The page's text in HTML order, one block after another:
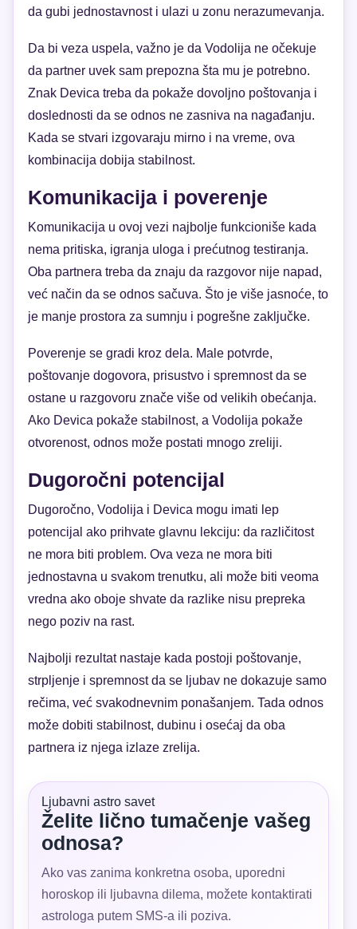
da gubi jednostavnost i ulazi u zonu nerazumevanja.
Da bi veza uspela, važno je da Vodolija ne očekuje
da partner uvek sam prepozna šta mu je potrebno.
Znak Devica treba da pokaže dovoljno poštovanja i
doslednosti da se odnos ne zasniva na nagađanju.
Kada se stvari izgovaraju mirno i na vreme, ova
kombinacija dobija stabilnost.
Komunikacija i poverenje
Komunikacija u ovoj vezi najbolje funkcioniše kada
nema pritiska, igranja uloga i prećutnog testiranja.
Oba partnera treba da znaju da razgovor nije napad,
već način da se odnos sačuva. Što je više jasnoće, to
je manje prostora za sumnju i pogrešne zaključke.
Poverenje se gradi kroz dela. Male potvrde,
poštovanje dogovora, prisustvo i spremnost da se
ostane u razgovoru znače više od velikih obećanja.
Ako Devica pokaže stabilnost, a Vodolija pokaže
otvorenost, odnos može postati mnogo zreliji.
Dugoročni potencijal
Dugoročno, Vodolija i Devica mogu imati lep
potencijal ako prihvate glavnu lekciju: da različitost
ne mora biti problem. Ova veza ne mora biti
jednostavna u svakom trenutku, ali može biti veoma
vredna ako oboje shvate da razlike nisu prepreka
nego poziv na rast.
Najbolji rezultat nastaje kada postoji poštovanje,
strpljenje i spremnost da se ljubav ne dokazuje samo
rečima, već svakodnevnim ponašanjem. Tada odnos
može dobiti stabilnost, dubinu i osećaj da oba
partnera iz njega izlaze zrelija.
Ljubavni astro savet
Želite lično tumačenje vašeg
odnosa?
Ako vas zanima konkretna osoba, uporedni
horoskop ili ljubavna dilema, možete kontaktirati
astrologa putem SMS-a ili poziva.